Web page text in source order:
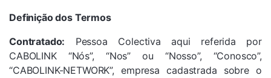
Definição dos Termos
Contratado: Pessoa Colectiva aqui referida por
CABOLINK “Nós”, “Nos” ou “Nosso”, “Conosco”,
“CABOLINK-NETWORK”, empresa cadastrada sobre o